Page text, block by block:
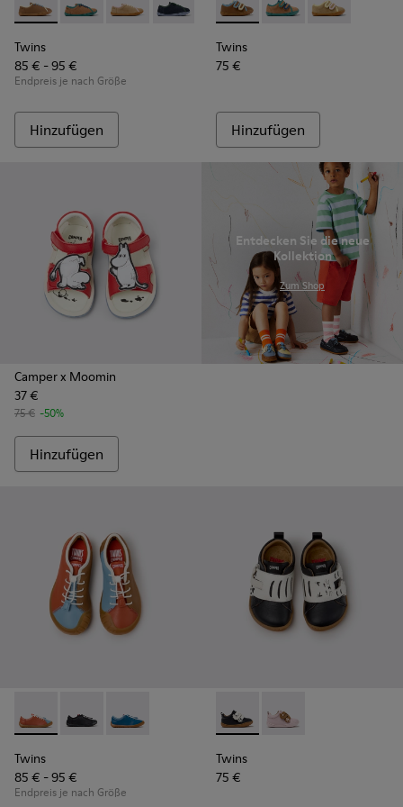
Twins - K800663-007 - Mehrfarbige Lederschuhe für
Twins - K800663-004
Twins - K800663-003
Twins - K800663-002
Twins - K800663-001
Twins
85 € - 95 €
Endpreis je nach Größe
Hinzufügen
Twins - K800666-008 -
Twins - K800666-
Twins -
Twins
75 €
Hinzufügen
Camper x Moomin
37 €
75 € -50%
Hinzufügen
Entdecken Sie die neue
Kollektion
Zum Shop
Twins - K800707-008 - Mehrfarbige Ledersneaker für
Twins - K800707-007
Twins - K800707-002 - Blaue Sneaker aus
Twins
85 € - 95 €
Endpreis je nach Größe
Twins - K800714-002 -
Twins - K800714-001
Twins
75 €